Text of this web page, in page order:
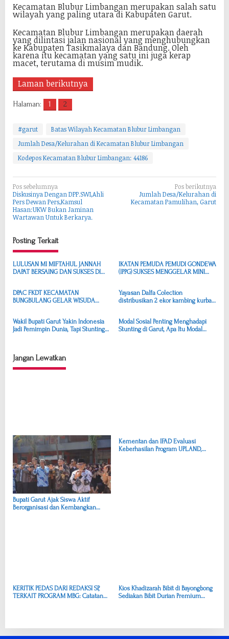
Kecamatan Blubur Limbangan merupakan salah satu
wilayah yang paling utara di Kabupaten Garut.
Kecamatan Blubur Limbangan merupakan daerah
yang dilintasi jalan nasional yang menghubungkan
ke Kabupaten Tasikmalaya dan Bandung. Oleh
karena itu kecamatan yang satu ini juga kerap
macet, terutama di musim mudik.
Laman berikutnya
Halaman: 1 2
#garut
Batas Wilayah Kecamatan Blubur Limbangan
Jumlah Desa/Kelurahan di Kecamatan Blubur Limbangan
Kodepos Kecamatan Blubur Limbangan: 44186
N
a
v
g
a
s
p
s
Pos sebelumnya
Diskusinya Dengan DPP.SWI,Ahli
Pers Dewan Pers,Kamsul
Hasan:UKW Bukan Jaminan
Wartawan Untuk Berkarya.
Pos berikutnya
Jumlah Desa/Kelurahan di
Kecamatan Pamulihan, Garut
Posting Terkait
LULUSAN MI MIFTAHUL JANNAH
DAPAT BERSAING DAN SUKSES DI
IKATAN PEMUDA PEMUDI GONDEWA
(IPPG) SUKSES MENGGELAR MINI
DPAC FKDT KECAMATAN
BUNGBULANG GELAR WISUDA
BELAJAR, SEHAT DAN SANTUN
DALAM KEHIDUPAN GLOBAL”
Yayasan Dalfa Colection
distribusikan 2 ekor kambing kurban
Wakil Bupati Garut Yakin Indonesia
Jadi Pemimpin Dunia, Tapi Stunting
Modal Sosial Penting Menghadapi
Stunting di Garut, Apa Itu Modal
Jangan Lewatkan
Bupati Garut Ajak Siswa Aktif
Berorganisasi dan Kembangkan
Kementan dan IFAD Evaluasi
Keberhasilan Program UPLAND,
KERITIK PEDAS DARI REDAKSI SP,
TERKAIT PROGRAM MBG: Catatan
Kios Khadizarah Bibit di Bayongbong
Sediakan Bibit Durian Premium